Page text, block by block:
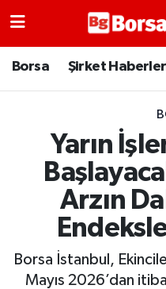
Borsa Şirket
Yarın
Arzın
Borsa İstanbul,
Mayıs 2026’dan
Borsa
Emtia
Galeri
Gündem
Bitcoin